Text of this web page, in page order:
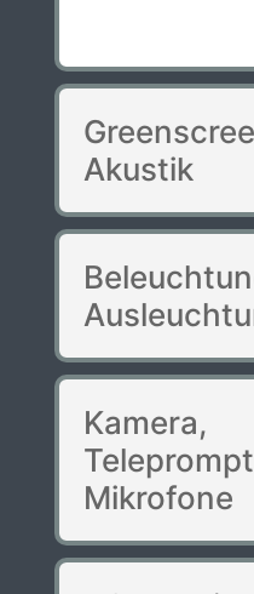
Akustik
Kamera,
Mikrofone